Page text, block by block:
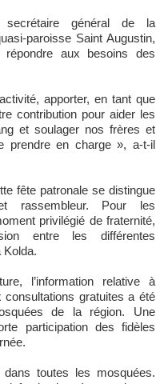
secrétaire général de la
paroisse Saint Augustin,
aux besoins des
apporter, en tant que
contribution pour aider les
et soulager nos frères et
prendre en charge », a-t-il
fête patronale se distingue
rassembleur. Pour les
privilégié de fraternité,
entre les différentes
l’information relative à
consultations gratuites a été
de la région. Une
participation des fidèles
toutes les mosquées.